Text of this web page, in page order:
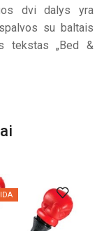
dvi dalys yra
su baltais
tekstas „Bed &